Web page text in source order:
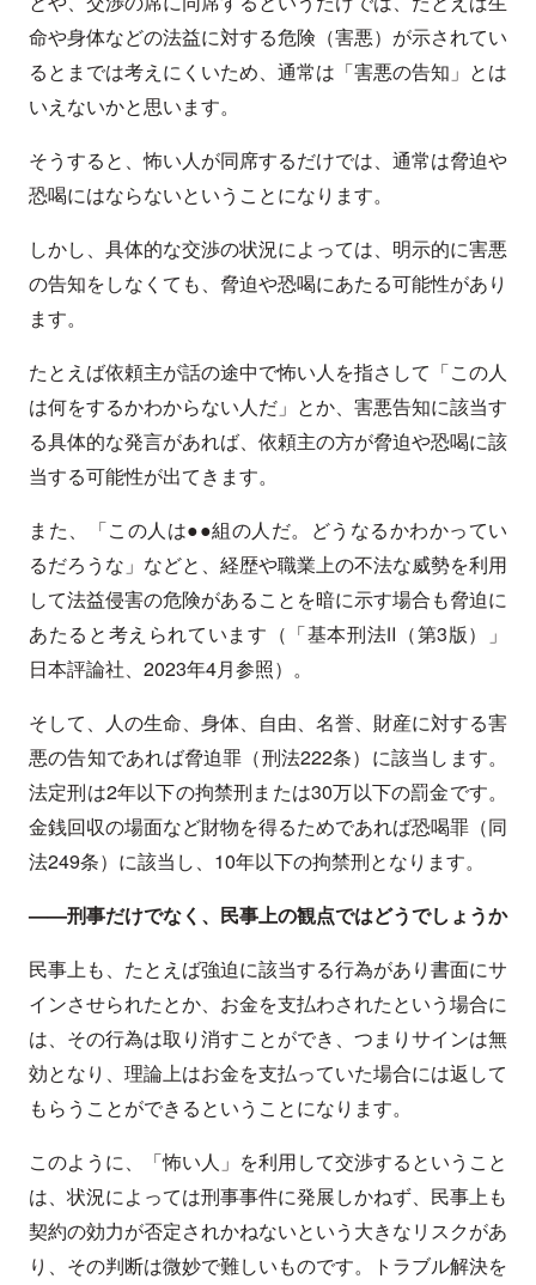
命や身体などの法益に対する危険（害悪）が示されてい
るとまでは考えにくいため、通常は「害悪の告知」とは
いえないかと思います。
そうすると、怖い人が同席するだけでは、通常は脅迫や
恐喝にはならないということになります。
しかし、具体的な交渉の状況によっては、明示的に害悪
の告知をしなくても、脅迫や恐喝にあたる可能性があり
ます。
たとえば依頼主が話の途中で怖い人を指さして「この人
は何をするかわからない人だ」とか、害悪告知に該当す
る具体的な発言があれば、依頼主の方が脅迫や恐喝に該
当する可能性が出てきます。
また、「この人は●●組の人だ。どうなるかわかってい
るだろうな」などと、経歴や職業上の不法な威勢を利用
して法益侵害の危険があることを暗に示す場合も脅迫に
あたると考えられています（「基本刑法Ⅱ（第3版）」
日本評論社、2023年4月参照）。
そして、人の生命、身体、自由、名誉、財産に対する害
悪の告知であれば脅迫罪（刑法222条）に該当します。
法定刑は2年以下の拘禁刑または30万以下の罰金です。
金銭回収の場面など財物を得るためであれば恐喝罪（同
法249条）に該当し、10年以下の拘禁刑となります。
——刑事だけでなく、民事上の観点ではどうでしょうか
民事上も、たとえば強迫に該当する行為があり書面にサ
インさせられたとか、お金を支払わされたという場合に
は、その行為は取り消すことができ、つまりサインは無
効となり、理論上はお金を支払っていた場合には返して
もらうことができるということになります。
このように、「怖い人」を利用して交渉するということ
は、状況によっては刑事事件に発展しかねず、民事上も
契約の効力が否定されかねないという大きなリスクがあ
り、その判断は微妙で難しいものです。トラブル解決を